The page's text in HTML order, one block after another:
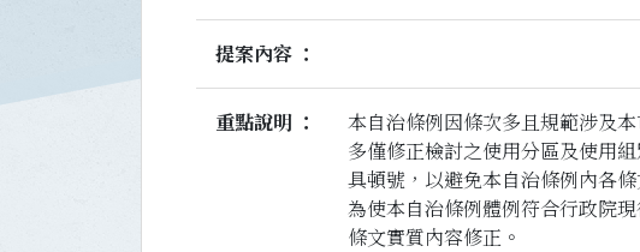
提案內容
重點說明
本自治條例因條次多且規範涉及
多僅修正檢討之使用分區及使用
具頓號，以避免本自治條例內各
為使本自治條例體例符合行政院
條文實質內容修正。